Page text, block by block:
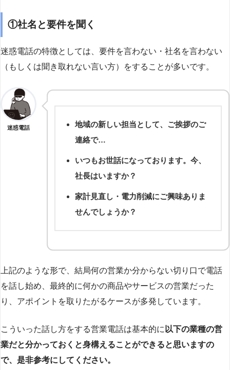
①社名と要件を聞く
迷惑電話の特徴としては、要件を言わない・社名を言わない
（もしくは聞き取れない言い方）をすることが多いです。
迷惑電話
地域の新しい担当として、ご挨拶のご
連絡で…
いつもお世話になっております。今、
社長はいますか？
家計見直し・電力削減にご興味ありま
せんでしょうか？
上記のような形で、結局何の営業か分からない切り口で電話
を話し始め、最終的に何かの商品やサービスの営業だった
り、アポイントを取りたがるケースが多発しています。
こういった話し方をする営業電話は基本的に 以下の業種の営
業だと分かっておくと身構えることができると思いますの
で、是非参考にしてください。